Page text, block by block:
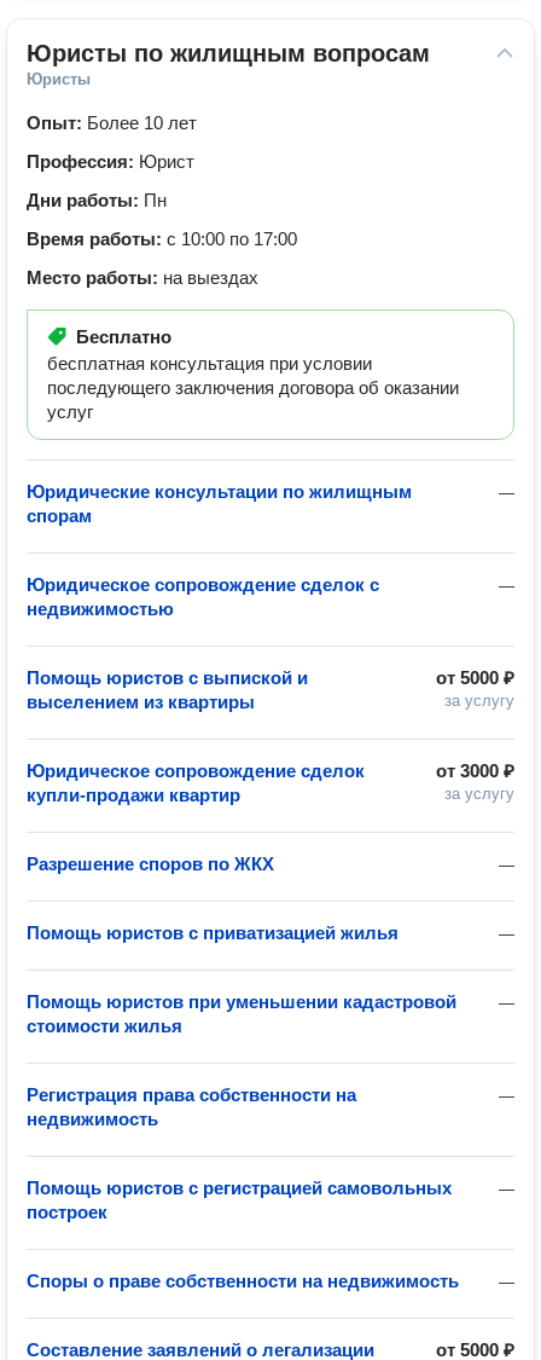
Юристы по жилищным вопросам
Юристы
Опыт: Более 10 лет
Профессия: Юрист
Дни работы: Пн
Время работы: с 10:00 по 17:00
Место работы: на выездах
Бесплатно
бесплатная консультация при условии
последующего заключения договора об оказании
услуг
—
Юридические консультации по жилищным
спорам
—
Юридическое сопровождение сделок с
недвижимостью
от 5000 ₽
за услугу
Помощь юристов с выпиской и
выселением из квартиры
от 3000 ₽
за услугу
Юридическое сопровождение сделок
купли-продажи квартир
—
Разрешение споров по ЖКХ
—
Помощь юристов с приватизацией жилья
—
Помощь юристов при уменьшении кадастровой
стоимости жилья
—
Регистрация права собственности на
недвижимость
—
Помощь юристов с регистрацией самовольных
построек
—
Споры о праве собственности на недвижимость
от 5000 ₽
Составление заявлений о легализации